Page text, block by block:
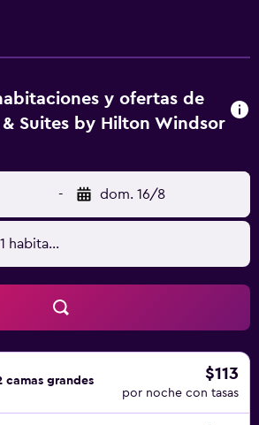
y ofertas de
Suites by Hilton Windsor
- dom. 16/8
habitación
camas grandes $113
por noche con tasas